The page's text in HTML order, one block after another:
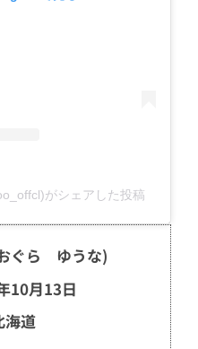
がシェアした投稿
ぐら ゆうな)
10月13日
道